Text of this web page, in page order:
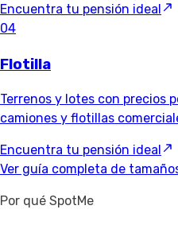
Encuentra tu pensión ideal
04
Flotilla
Terrenos y lotes con precios
camiones y flotillas
Encuentra tu pensión ideal
Ver guía completa de
Por qué SpotMe